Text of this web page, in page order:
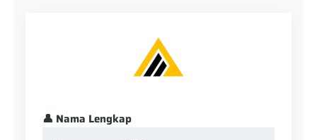
👤 Nama Lengkap